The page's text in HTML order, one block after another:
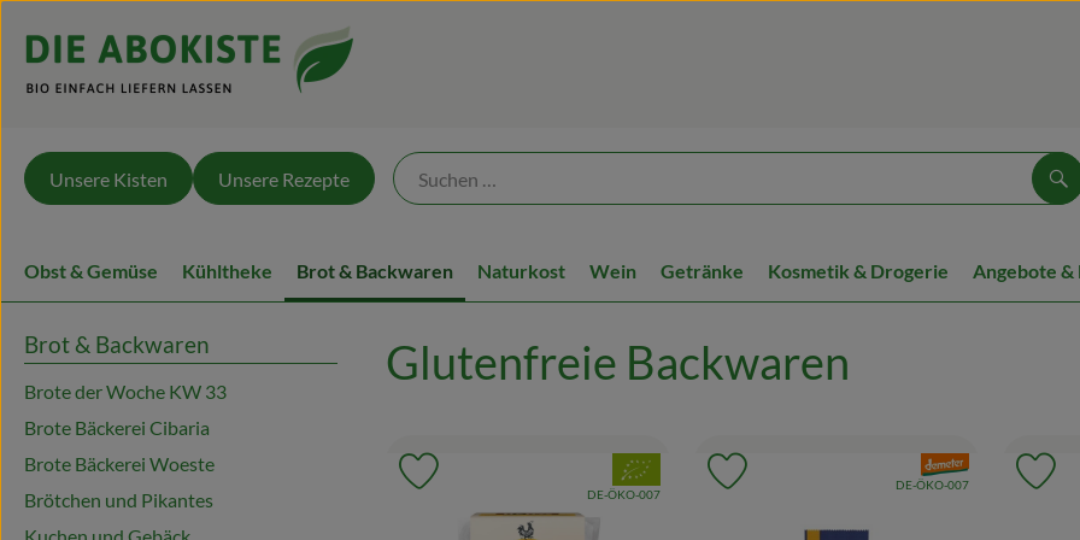
Unsere Kisten Unsere Rezepte
Obst & Gemüse Kühltheke Brot & Backwaren Naturkost Wein Getränke Kosmetik & Drogerie Angebote &
Brot & Backwaren
Brote der Woche KW 33
Brote Bäckerei Cibaria
Brote Bäckerei Woeste
Brötchen und Pikantes
Glutenfreie Backwaren
, Verband:
, Kontrollstelle:
DE-ÖKO-007
Produkt zu Favouriten hinzufügen
, Verband:
, Kontrollstelle:
DE-ÖKO-007
Produkt zu Favouriten hinzufügen